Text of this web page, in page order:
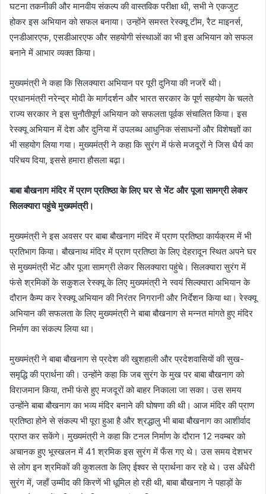
घटना तकनीकी और मानवीय संकल्प की वास्तविक परीक्षा थी, सभी ने एकजुट
होकर इस अभियान को सफल बनाया। उन्होंने समस्त रेस्क्यू टीम, रैट माइनर्स,
एनडीआरएफ, एसडीआरएफ और सहयोगी संस्थाओं का भी इस अभियान को सफल
बनाने में आभार व्यक्त किया।
मुख्यमंत्री ने कहा कि सिलक्यारा अभियान पर पूरी दुनिया की नजरें थी।
प्रधानमंत्री नरेन्द्र मोदी के मार्गदर्शन और भारत सरकार के पूर्ण सहयोग के चलते
राज्य सरकार ने इस चुनौतीपूर्ण अभियान को सफलता पूर्वक संचालित किया। इस
रेस्क्यू अभियान में देश और दुनिया में उपलब्ध आधुनिक संसाधनों और विशेषज्ञों का
भी सहयोग लिया गया। मुख्यमंत्री ने कहा कि सुरंग में फंसे मजदूरों ने जिस धैर्य का
परिचय दिया, इससे हमारा हौसला बढ़ा।
बाबा बौखनाग मंदिर में प्राण प्रतिष्ठा के लिए घर से भेंट और पूजा सामग्री लेकर
सिलक्यारा पहुंचे मुख्यमंत्री।
मुख्यमंत्री ने इस अवसर पर बाबा बौखनाग मंदिर में प्राण प्रतिष्ठा कार्यक्रम में भी
प्रतिभाग किया। बौखनाथ मंदिर में प्राण प्रतिष्ठा के लिए देहरादून स्थित अपने घर
से मुख्यमंत्री भेंट और पूजा सामग्री लेकर सिलक्यारा पहुंचे। सिलक्यारा सुरंग में
फंसे श्रमिकों के सकुशल रेस्क्यू के लिए मुख्यमंत्री ने स्वयं सिल्क्यारा अभियान के
दौरान कैम्प कर रेस्क्यू अभियान की निरंतर निगरानी और निर्देशन किया था। रेस्क्यू
अभियान की सफलता के लिए मुख्यमंत्री ने बाबा बौखनाग से मन्नत मांगते हुए मंदिर
निर्माण का संकल्प लिया था।
मुख्यमंत्री ने बाबा बौखनाग से प्रदेश की खुशहाली और प्रदेशवासियों की सुख-
समृद्धि की प्रार्थना की। उन्होंने कहा कि जब सुरंग के मुख पर बाबा बौखनाग को
विराजमान किया, तभी फंसे हुए मजदूरों को बाहर निकाला जा सका। उस समय
उन्होंने बाबा बौखनाग का भव्य मंदिर बनाने की घोषणा की थी। आज मंदिर की प्राण
प्रतिष्ठा होने से संकल्प भी पूरा हुआ है और श्रद्धालु भी बाबा बौखनाग का आशीर्वाद
प्राप्त कर सकेंगे। मुख्यमंत्री ने कहा कि टनल निर्माण के दौरान 12 नवम्बर को
अचानक हुए भूस्खलन में 41 श्रमिक इस सुरंग में फँस गए थे। उस समय देशभर
से लोग इन श्रमिकों की कुशलता के लिए ईश्वर से प्रार्थना कर रहे थे। उस अँधेरी
सुरंग में, जहाँ उम्मीद की किरणें भी धूमिल हो रही थी, बाबा बौखनाग ने पहाड़ों के